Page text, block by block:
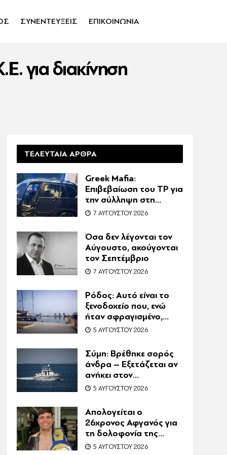
ΣΥΝΕΝΤΕΥΞΕΙΣ ΕΠΙΚΟΙΝΩΝΙΑ
για διακίνηση
ΤΕΛΕΥΤΑΙΑ ΑΡΘΡΑ
Greek Mafia:
Επιβεβαίωση τoυ ΤP για
την σύλληψη στη
Γερμανία – Ένας ακόμη
τον θάνατο του
Ζαμπούνη
7 ΑΥΓΟΎΣΤΟΥ 2026
Όσα δεν λέγονται τον
Αύγουστο, ακούγονται
τον Σεπτέμβριο
7 ΑΥΓΟΎΣΤΟΥ 2026
Ρόδος: Αυτό είναι το
ξενοδοχείο που, ενώ
ήταν σφραγισμένο,
λειτουργούσε κανονικά
Συνελήφθη η
συνιδιοκτήτρια
5 ΑΥΓΟΎΣΤΟΥ 2026
Σύμη: Βρέθηκε σορός
άνδρα – Εξετάζεται αν
ανήκει στον
αγνοούμενο Γερμανό
5 ΑΥΓΟΎΣΤΟΥ 2026
Απολογείται ο
26χρονος Αφγανός για
τη δολοφονία της
Βρετανίδας στην
5 ΑΥΓΟΎΣΤΟΥ 2026